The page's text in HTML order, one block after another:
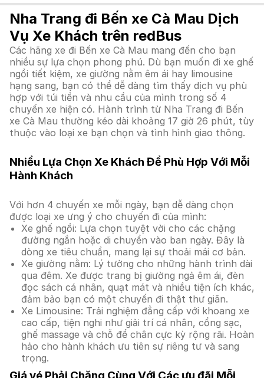
Nha Trang đi Bến xe Cà Mau Dịch
Vụ Xe Khách trên redBus
Các hãng xe đi Bến xe Cà Mau mang đến cho bạn
nhiều sự lựa chọn phong phú. Dù bạn muốn đi xe ghế
ngồi tiết kiệm, xe giường nằm êm ái hay limousine
hạng sang, bạn có thể dễ dàng tìm thấy dịch vụ phù
hợp với túi tiền và nhu cầu của mình trong số 4
chuyến xe hiện có. Hành trình từ Nha Trang đi Bến
xe Cà Mau thường kéo dài khoảng 17 giờ 26 phút, tùy
thuộc vào loại xe bạn chọn và tình hình giao thông.
Nhiều Lựa Chọn Xe Khách Để Phù Hợp Với Mỗi
Hành Khách
Với hơn 4 chuyến xe mỗi ngày, bạn dễ dàng chọn
được loại xe ưng ý cho chuyến đi của mình:
Xe ghế ngồi: Lựa chọn tuyệt vời cho các chặng
đường ngắn hoặc di chuyển vào ban ngày. Đây là
dòng xe tiêu chuẩn, mang lại sự thoải mái cơ bản.
Xe giường nằm: Lý tưởng cho những hành trình dài
qua đêm. Xe được trang bị giường ngả êm ái, đèn
đọc sách cá nhân, quạt mát và nhiều tiện ích khác,
đảm bảo bạn có một chuyến đi thật thư giãn.
Xe Limousine: Trải nghiệm đẳng cấp với khoang xe
cao cấp, tiện nghi như giải trí cá nhân, cổng sạc,
ghế massage và chỗ để chân cực kỳ rộng rãi. Hoàn
hảo cho hành khách ưu tiên sự riêng tư và sang
trọng.